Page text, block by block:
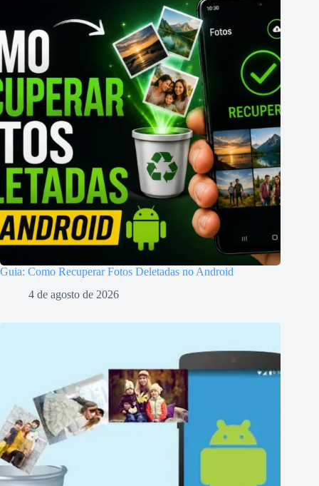
Guia: Como Recuperar Fotos Deletadas no Android
4 de agosto de 2026